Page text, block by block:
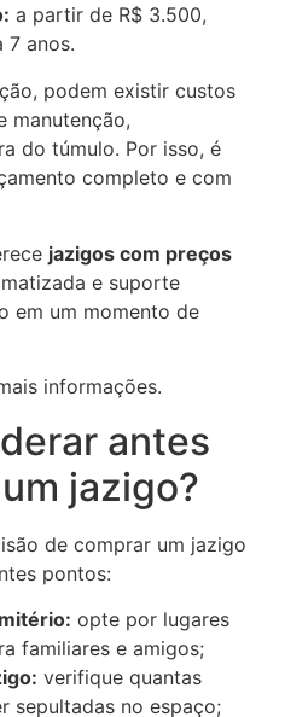
a partir de R$ 3.500,
7 anos.
podem existir custos
manutenção,
do túmulo. Por isso, é
completo e com
jazigos com preços
e suporte
em um momento de
informações.
antes
jazigo?
de comprar um jazigo
pontos:
opte por lugares
familiares e amigos;
verifique quantas
sepultadas no espaço;